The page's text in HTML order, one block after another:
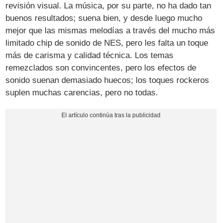
revisión visual. La música, por su parte, no ha dado tan
buenos resultados; suena bien, y desde luego mucho
mejor que las mismas melodías a través del mucho más
limitado chip de sonido de NES, pero les falta un toque
más de carisma y calidad técnica. Los temas
remezclados son convincentes, pero los efectos de
sonido suenan demasiado huecos; los toques rockeros
suplen muchas carencias, pero no todas.